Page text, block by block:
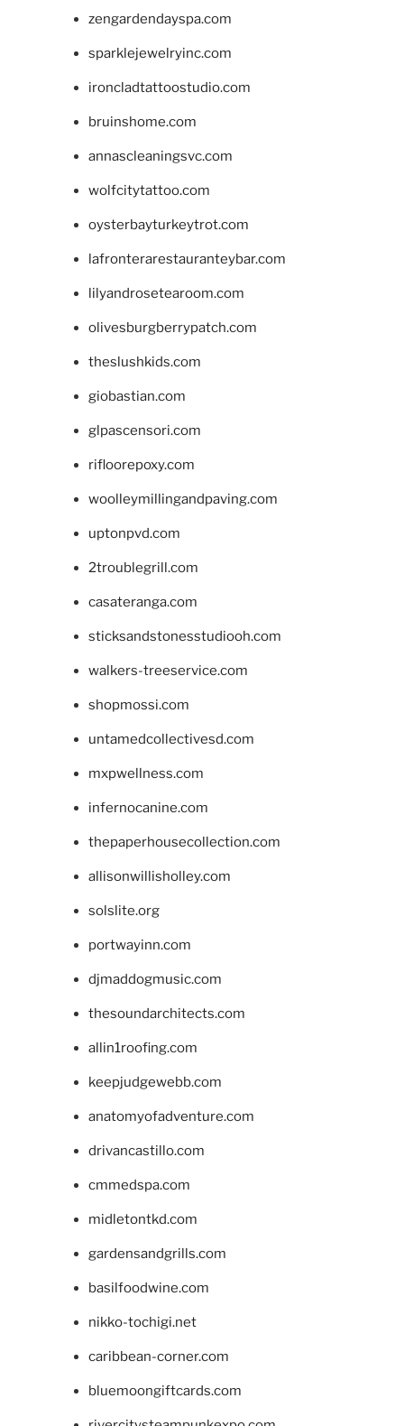
zengardendayspa.com
sparklejewelryinc.com
ironcladtattoostudio.com
bruinshome.com
annascleaningsvc.com
wolfcitytattoo.com
oysterbayturkeytrot.com
lafronterarestauranteybar.com
lilyandrosetearoom.com
olivesburgberrypatch.com
theslushkids.com
giobastian.com
glpascensori.com
rifloorepoxy.com
woolleymillingandpaving.com
uptonpvd.com
2troublegrill.com
casateranga.com
sticksandstonesstudiooh.com
walkers-treeservice.com
shopmossi.com
untamedcollectivesd.com
mxpwellness.com
infernocanine.com
thepaperhousecollection.com
allisonwillisholley.com
solslite.org
portwayinn.com
djmaddogmusic.com
thesoundarchitects.com
allin1roofing.com
keepjudgewebb.com
anatomyofadventure.com
drivancastillo.com
cmmedspa.com
midletontkd.com
gardensandgrills.com
basilfoodwine.com
nikko-tochigi.net
caribbean-corner.com
bluemoongiftcards.com